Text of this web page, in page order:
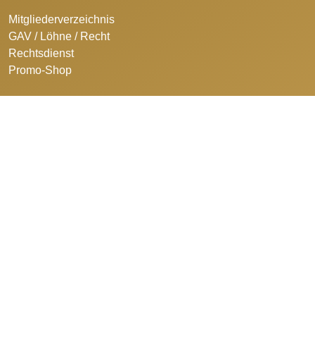
Mitgliederverzeichnis
GAV / Löhne / Recht
Rechtsdienst
Promo-Shop